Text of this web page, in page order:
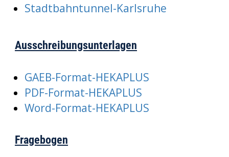
Stadtbahntunnel-Karlsruhe
Ausschreibungsunterlagen
GAEB-Format-HEKAPLUS
PDF-Format-HEKAPLUS
Word-Format-HEKAPLUS
Fragebogen